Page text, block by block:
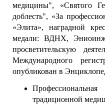
медицины", «Святого
доблесть", «За
«Элита», наградной
медали: ВДНХ,
просветительскую
Международного
опубликован в
традиционной